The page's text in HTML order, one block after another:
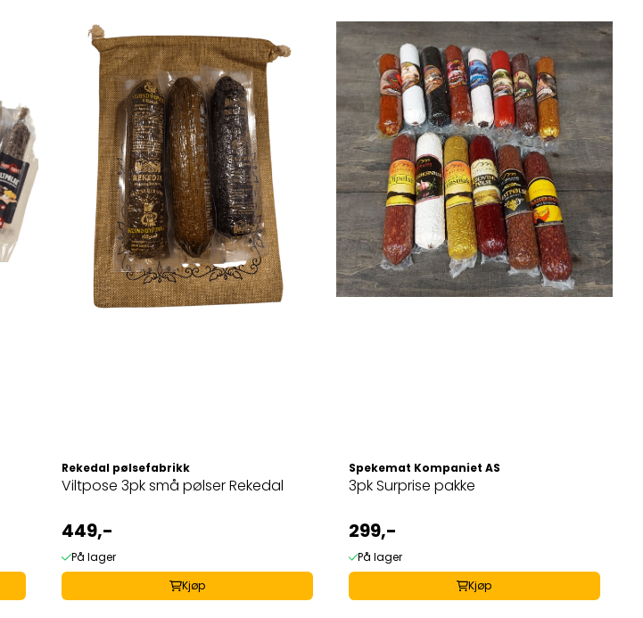
Rekedal pølsefabrikk
Viltpose 3pk små pølser Rekedal
449,-
På lager
Kjøp
Spekemat Kompaniet AS
3pk Surprise pakke
299,-
På lager
Kjøp